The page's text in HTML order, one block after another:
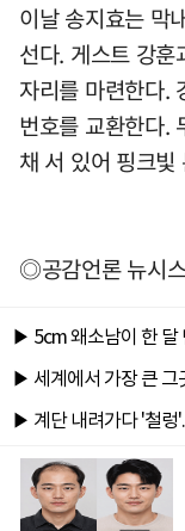
이날 송지효는 막
선다. 게스트 강
자리를 마련한다.
번호를 교환한다.
채 서 있어 핑크빛
◎공감언론 뉴시